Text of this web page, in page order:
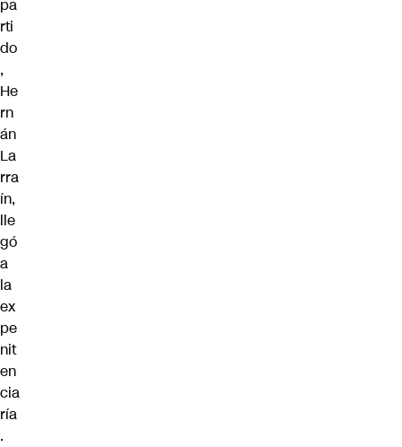
pa
rti
do
,
He
rn
án
La
rra
ín,
lle
gó
a
la
ex
pe
nit
en
cia
ría
.